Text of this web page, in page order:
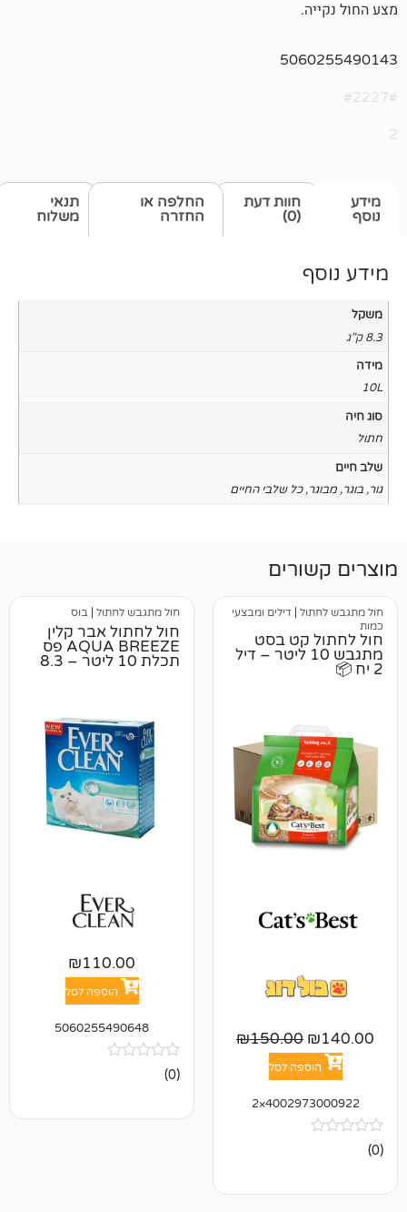
תנאי
משלוח
חוות דעת
החלפה או
החזרה
כל שלבי החיים
דילים ומבצעי
בסט
10 ליטר – דיל
₪150.00
חול מתגבש לחתול בוס
חול לחתול אבר קלין
AQUA BREEZE פס
תכלת 10 ליטר – 8.3
אין
ביקורות
(0)